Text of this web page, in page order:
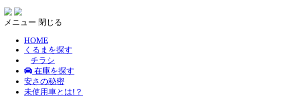
メニュー 閉じる
HOME
くるまを探す
チラシ
在庫を探す
安さの秘密
未使用車とは!？